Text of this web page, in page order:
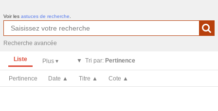
Voir les astuces de recherche
Recherche avancée
Liste Tri par: Pertinence
Pertinence Date ▲ Titre ▲ Cote ▲